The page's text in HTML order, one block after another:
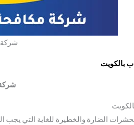
شركة
بالكويت
الضارة والخطيرة للغاية التي